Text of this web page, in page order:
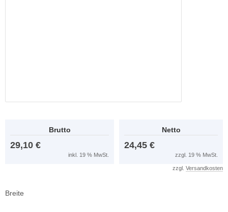
Brutto
29,10 €
inkl. 19 % MwSt.
Netto
24,45 €
zzgl. 19 % MwSt.
zzgl. Versandkosten
Breite